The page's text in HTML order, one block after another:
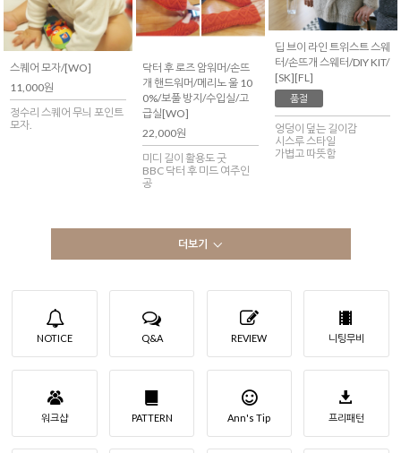
스퀘어 모자/[WO]
11,000원
정수리 스퀘어 무늬 포인트
모자.
닥터 후 로즈 암워머/손뜨
개 핸드워머/메리노 울 10
0%/보풀 방지/수입실/고
급실[WO]
22,000원
미디 길이 활용도 굿
BBC 닥터 후 미드 여주인
공
딥 브이 라인 트위스트 스웨
터/손뜨개 스웨터/DIY KIT/
[SK][FL]
품절
엉덩이 덮는 길이감
시스루 스타일
가볍고 따뜻함
더보기
NOTICE Q&A REVIEW 니팅무비
워크샵 PATTERN Ann's Tip 프리패턴